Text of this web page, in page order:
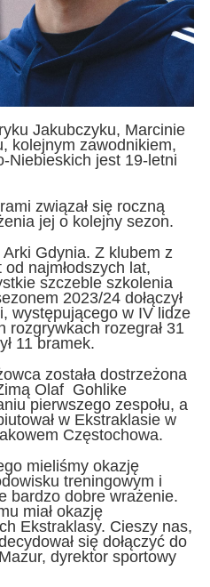
Jakubczyku, Marcinie
kolejnym zawodnikiem,
Niebieskich jest 19-letni
związał się roczną
jej o kolejny sezon.
Gdynia. Z klubem z
najmłodszych lat,
szczeble szkolenia
2023/24 dołączył
występującego w IV lidze
rozgrywkach rozegrał 31
11 bramek.
została dostrzeżona
Olaf Gohlike
pierwszego zespołu, a
w Ekstraklasie w
Częstochowa.
mieliśmy okazję
treningowym i
bardzo dobre wrażenie.
miał okazję
Ekstraklasy. Cieszy nas,
się dołączyć do
dyrektor sportowy